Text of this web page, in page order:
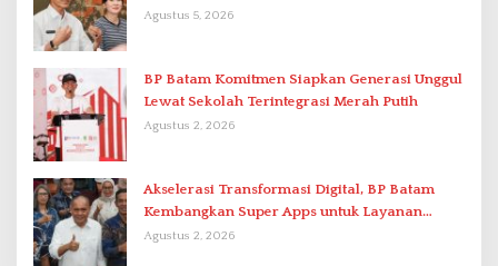
Agustus 5, 2026
BP Batam Komitmen Siapkan Generasi Unggul
Lewat Sekolah Terintegrasi Merah Putih
Agustus 2, 2026
Akselerasi Transformasi Digital, BP Batam
Kembangkan Super Apps untuk Layanan
Terpadu
Agustus 2, 2026